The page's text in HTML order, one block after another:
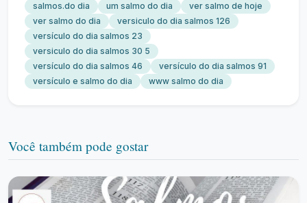
salmos.do dia
um salmo do dia
ver salmo de hoje
ver salmo do dia
versiculo do dia salmos 126
versículo do dia salmos 23
versiculo do dia salmos 30 5
versículo do dia salmos 46
versículo do dia salmos 91
versículo e salmo do dia
www salmo do dia
Você também pode gostar